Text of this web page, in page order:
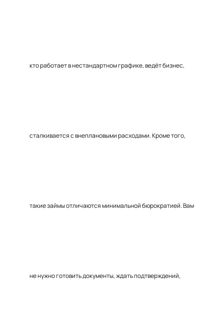
кто работает в нестандартном графике, ведёт бизнес,
сталкивается с внеплановыми расходами. Кроме того,
такие займы отличаются минимальной бюрократией. Вам
не нужно готовить документы, ждать подтверждений,